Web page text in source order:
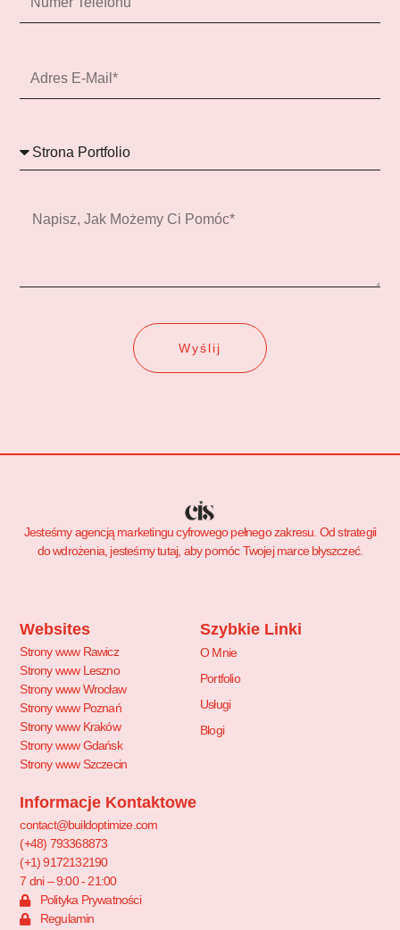
telefonu
e-
mail*
Wiadomość
Wyślij
Jesteśmy agencją marketingu cyfrowego pełnego zakresu. Od strategii
do wdrożenia, jesteśmy tutaj, aby pomóc Twojej marce błyszczeć.
Websites
Strony www Rawicz
Strony www Leszno
Strony www Wrocław
Strony www Poznań
Strony www Kraków
Strony www Gdańsk
Strony www Szczecin
Szybkie Linki
O Mnie
Portfolio
Usługi
Blogi
Informacje Kontaktowe
contact@buildoptimize.com
(+48) 793368873
(+1) 9172132190
7 dni – 9:00 - 21:00
Polityka Prywatności
Regulamin